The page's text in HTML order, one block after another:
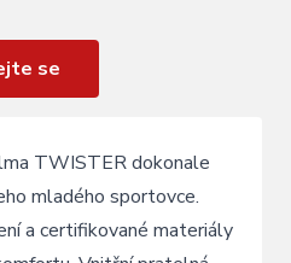
se
TWISTER dokonale
mladého sportovce.
a certifikované materiály